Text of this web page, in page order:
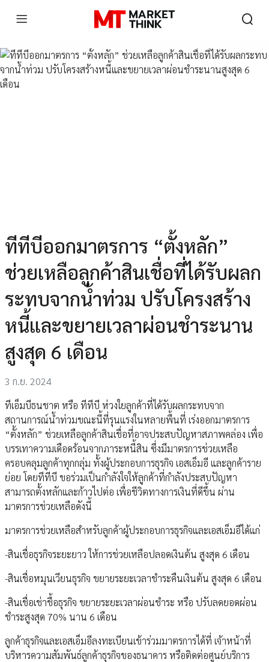
ทีทีบีออกมาตรการ “ตั้งหลัก”
ช่วยเหลือลูกค้าสินเชื่อที่ได้รับผลก
ระทบจากน้ำท่วม ปรับโครงสร้าง
หนี้และขยายเวลาผ่อนชำระนาน
สูงสุด 6 เดือน
3 ก.ย. 2024
ทีเอ็มบีธนชาต หรือ ทีทีบี ห่วงใยลูกค้าที่ได้รับผลกระทบจาก
สถานการณ์น้ำท่วมขณะนี้ที่รุนแรงในหลายพื้นที่ เร่งออกมาตรการ
“ตั้งหลัก” ช่วยเหลือลูกค้าสินเชื่อที่อาจประสบปัญหาสภาพคล่อง เพื่อ
บรรเทาความเดือดร้อนจากภาระหนี้สิน ซึ่งมีมาตรการช่วยเหลือ
ครอบคลุมลูกค้าทุกกลุ่ม ทั้งผู้ประกอบการธุรกิจ เอสเอ็มอี และลูกค้าราย
ย่อย โดยทีทีบี ขอร่วมเป็นกำลังใจให้ลูกค้าที่กำลังประสบปัญหา
สามารถตั้งหลักและก้าวไปต่อ เพื่อชีวิตทางการเงินที่ดีขึ้น ผ่าน
มาตรการช่วยเหลือดังนี้
มาตรการช่วยเหลือสำหรับลูกค้าผู้ประกอบการธุรกิจและเอสเอ็มอีได้แก่
-สินเชื่อธุรกิจระยะยาว ให้การช่วยเหลือปลอดเงินต้น สูงสุด 6 เดือน
-สินเชื่อหมุนเวียนธุรกิจ ขยายระยะเวลาชำระคืนเงินต้น สูงสุด 6 เดือน
-สินเชื่อเช่าชื้อธุรกิจ ขยายระยะเวลาผ่อนชำระ หรือ ปรับลดยอดผ่อน
ชำระสูงสุด 70% นาน 6 เดือน
ลูกค้าธุรกิจและเอสเอ็มอีลงทะเบียนเข้าร่วมมาตรการได้ที่ เจ้าหน้าที่
บริหารความสัมพันธ์ลูกค้าธุรกิจของธนาคาร หรือติดต่อศูนย์บริการ